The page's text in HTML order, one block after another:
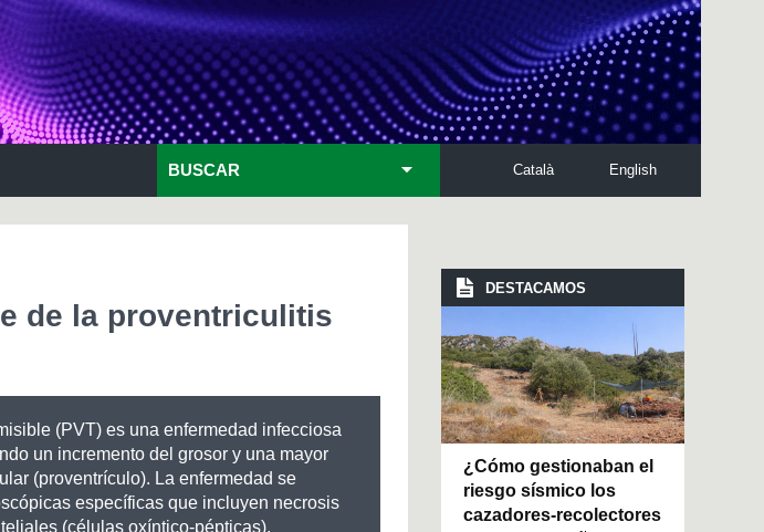
English
Català
BUSCAR
de la proventriculitis
(PVT) es una enfermedad infecciosa
un incremento del grosor y una mayor
(proventrículo). La enfermedad se
específicas que incluyen necrosis
(células oxíntico-pépticas),
DESTACAMOS
¿Cómo gestionaban el
riesgo sísmico los
cazadores-recolectores